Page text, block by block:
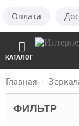
Оплата
КАТАЛОГ
Главная
ФИЛЬТР